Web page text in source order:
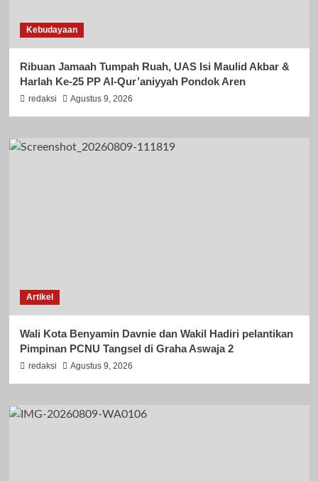
Kebudayaan
Ribuan Jamaah Tumpah Ruah, UAS Isi Maulid Akbar &
Harlah Ke-25 PP Al-Qur’aniyyah Pondok Aren
redaksi Agustus 9, 2026
Artikel
Wali Kota Benyamin Davnie dan Wakil Hadiri pelantikan
Pimpinan PCNU Tangsel di Graha Aswaja 2
redaksi Agustus 9, 2026